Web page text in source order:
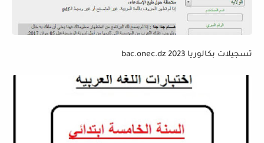
تسجيلات بكالوريا 2023 bac.onec.dz